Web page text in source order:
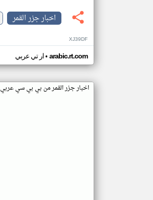
اخبار جزر القمر
XJ39DF
ار تي عربي• arabic.rt.com
اخبار جزر القمر من بي بي سي عربي